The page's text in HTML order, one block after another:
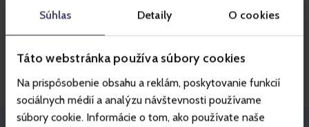
Súhlas Detaily O cookies
Táto webstránka používa súbory cookies
Na prispôsobenie obsahu a reklám, poskytovanie funkcií
sociálnych médií a analýzu návštevnosti používame
súbory cookie. Informácie o tom, ako používate naše